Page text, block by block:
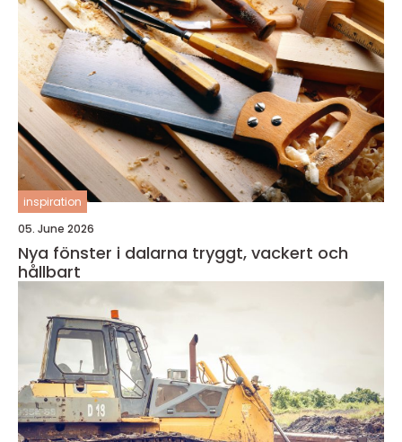
inspiration
05. June 2026
Nya fönster i dalarna tryggt, vackert och
hållbart